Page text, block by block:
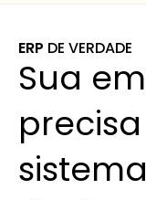
ERP DE VERDADE
Sua